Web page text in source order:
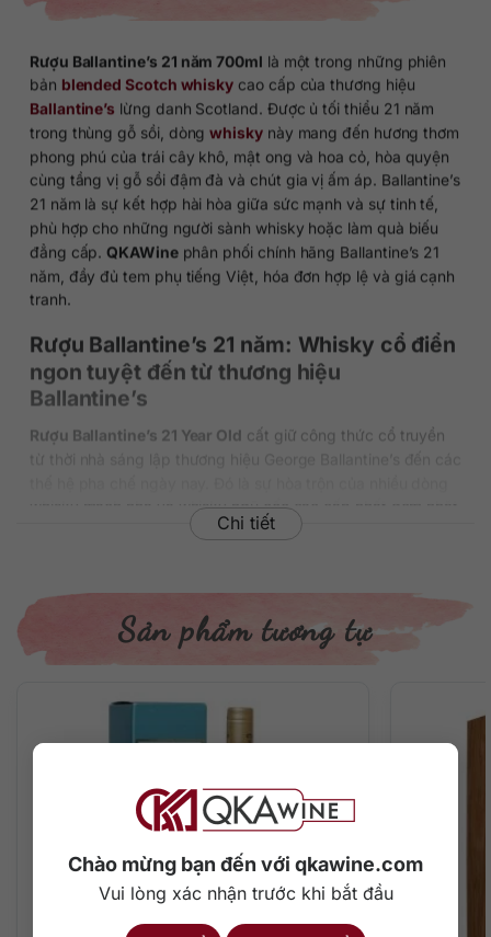
Chào mừng bạn đến với qkawine.com
Vui lòng xác nhận trước khi bắt đầu
Rượu Ballantine’s 21 năm 700ml là một trong những phiên
bản blended Scotch whisky cao cấp của thương hiệu
Ballantine’s lừng danh Scotland. Được ủ tối thiểu 21 năm
trong thùng gỗ sồi, dòngwhiskynày mang đến hương thơm
phong phú của trái cây khô, mật ong và hoa cỏ, hòa quyện
cùng tầng vị gỗ sồi đậm đà và chút gia vị ấm áp. Ballantine’s
21 năm là sự kết hợp hài hòa giữa sức mạnh và sự tinh tế,
phù hợp cho những người sành whisky hoặc làm quà biếu
đẳng cấp.QKAWinephân phối chính hãng Ballantine’s 21
năm, đầy đủ tem phụ tiếng Việt, hóa đơn hợp lệ và giá cạnh
tranh.
Rượu Ballantine’s 21 năm: Whisky cổ điển
ngon tuyệt đến từ thương hiệu
Ballantine’s
Rượu Ballantine’s 21 Year Old cất giữ công thức cổ truyền
từ thời nhà sáng lập thương hiệu George Ballantine’s đến các
whisky mạch nha và whisky ngũ cốc cao cấp nhất gom nhặt
từ khắp đất nước Scotland. Rượu trải qua một quá trình
và Glenburgie làm bùng dậy mùi thơm của táo đỏ, socola và
vani đã xuất hiện.
Với 21 năm trưởng thành bền bỉ, rượu Ballantine’s 21 trở
em Ballantine’s 17 năm hoặc 15 năm. Nó để lại dư vị khói
nồng nàn trên lưỡi, sự ngọt ngào thanh tao của trái cây tự
gỗ sồi cũ. Một kiểu whisky cổ điển cực kỳ xứng đáng để
nhâm nhi trong những dịp quan trọng.
Thông tin chi tiết về rượu
Chi tiết
Sản phẩm tương tự